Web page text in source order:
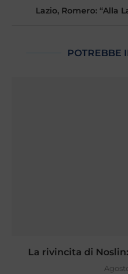
Lazio, Romero: “Alla
POTREBBE
La rivincita di